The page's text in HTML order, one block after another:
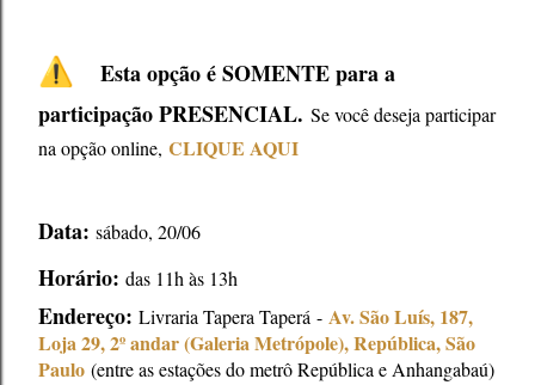
⚠️
Esta opção é SOMENTE para a
participação PRESENCIAL. Se você deseja participar
na opção online, CLIQUE AQUI
Data: sábado, 20/06
Horário: das 11h às 13h
Endereço: Livraria Tapera Taperá - Av. São Luís, 187,
Loja 29, 2º andar (Galeria Metrópole), República, São
Paulo (entre as estações do metrô República e Anhangabaú)